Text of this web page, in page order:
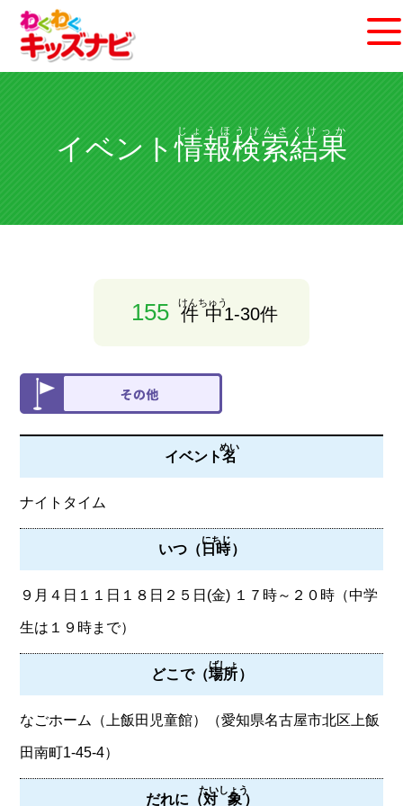
イベント情報検索結果
じょうほうけんさくけっか
155 件中
けんちゅう
1-30件
イベント名
めい
ナイトタイム
いつ（日時
にちじ
）
９月４日１１日１８日２５日(金) １７時～２０時（中学
生は１９時まで）
どこで（場所
ばしょ
）
なごホーム（上飯田児童館）（愛知県名古屋市北区上飯
田南町1-45-4）
だれに（対象
たいしょう
）